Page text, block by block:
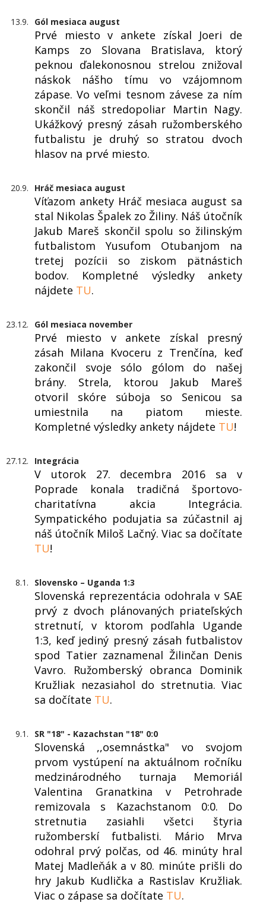
13.9. Gól mesiaca august
Prvé miesto v ankete získal Joeri de
Kamps zo Slovana Bratislava, ktorý
peknou ďalekonosnou strelou znižoval
náskok nášho tímu vo vzájomnom
zápase. Vo veľmi tesnom závese za ním
skončil náš stredopoliar Martin Nagy.
Ukážkový presný zásah ružomberského
futbalistu je druhý so stratou dvoch
hlasov na prvé miesto.
20.9. Hráč mesiaca august
Víťazom ankety Hráč mesiaca august sa
stal Nikolas Špalek zo Žiliny. Náš útočník
Jakub Mareš skončil spolu so žilinským
futbalistom Yusufom Otubanjom na
tretej pozícii so ziskom pätnástich
bodov. Kompletné výsledky ankety
nájdete TU.
23.12. Gól mesiaca november
Prvé miesto v ankete získal presný
zásah Milana Kvoceru z Trenčína, keď
zakončil svoje sólo gólom do našej
brány. Strela, ktorou Jakub Mareš
otvoril skóre súboja so Senicou sa
umiestnila na piatom mieste.
Kompletné výsledky ankety nájdete TU!
27.12. Integrácia
V utorok 27. decembra 2016 sa v
Poprade konala tradičná športovo-
charitatívna akcia Integrácia.
Sympatického podujatia sa zúčastnil aj
náš útočník Miloš Lačný. Viac sa dočítate
TU!
8.1. Slovensko – Uganda 1:3
Slovenská reprezentácia odohrala v SAE
prvý z dvoch plánovaných priateľských
stretnutí, v ktorom podľahla Ugande
1:3, keď jediný presný zásah futbalistov
spod Tatier zaznamenal Žilinčan Denis
Vavro. Ružomberský obranca Dominik
Kružliak nezasiahol do stretnutia. Viac
sa dočítate TU.
9.1. SR "18" - Kazachstan "18" 0:0
Slovenská ,,osemnástka" vo svojom
prvom vystúpení na aktuálnom ročníku
medzinárodného turnaja Memoriál
Valentina Granatkina v Petrohrade
remizovala s Kazachstanom 0:0. Do
stretnutia zasiahli všetci štyria
ružomberskí futbalisti. Mário Mrva
odohral prvý polčas, od 46. minúty hral
Matej Madleňák a v 80. minúte prišli do
hry Jakub Kudlička a Rastislav Kružliak.
Viac o zápase sa dočítate TU.